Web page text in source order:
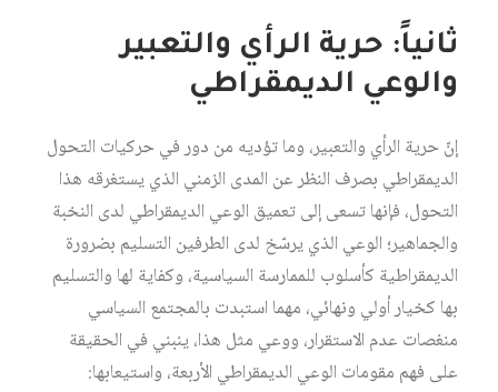
ثانياً: حرية الرأي والتعبير
والوعي الديمقراطي
إنّ حرية الرأي والتعبير، وما تؤديه من دور في حركيات التحول
الديمقراطي بصرف النظر عن المدى الزمني الذي يستغرقه هذا
التحول، فإنها تسعى إلى تعميق الوعي الديمقراطي لدى النخبة
والجماهير؛ الوعي الذي يرسّخ لدى الطرفين التسليم بضرورة
الديمقراطية كأسلوب للممارسة السياسية، وكفاية لها والتسليم
بها كخيار أولي ونهائي، مهما استبدت بالمجتمع السياسي
منغصات عدم الاستقرار، ووعي مثل هذا، ينبني في الحقيقة
على فهم مقومات الوعي الديمقراطي الأربعة، واستيعابها: